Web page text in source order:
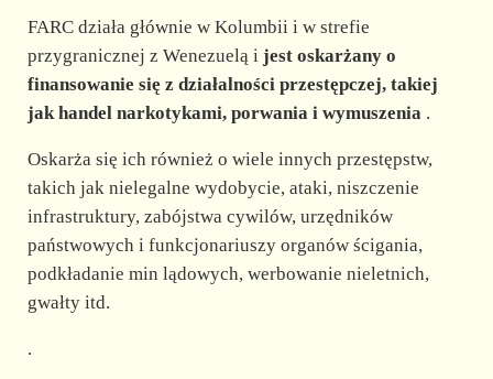
FARC działa głównie w Kolumbii i w strefie
przygranicznej z Wenezuelą i jest oskarżany o
finansowanie się z działalności przestępczej, takiej
jak handel narkotykami, porwania i wymuszenia.
Oskarża się ich również o wiele innych przestępstw,
takich jak nielegalne wydobycie, ataki, niszczenie
infrastruktury, zabójstwa cywilów, urzędników
państwowych i funkcjonariuszy organów ścigania,
podkładanie min lądowych, werbowanie nieletnich,
gwałty itd.
.